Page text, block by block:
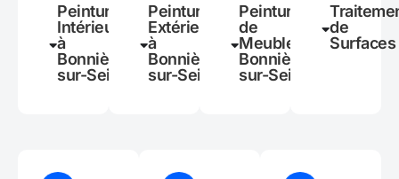
Peinture
Intérieure
à
Bonnières-
sur-Seine
Peinture
Extérieure
à
Bonnières-
sur-Seine
Peinture
de
Meubles à
Bonnières-
sur-Seine
de
Surfaces